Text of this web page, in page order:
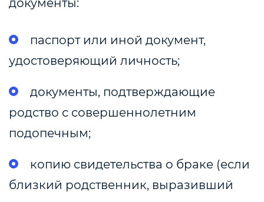
документы:
паспорт или иной документ,
удостоверяющий личность;
документы, подтверждающие
родство с совершеннолетним
подопечным;
копию свидетельства о браке (если
близкий родственник, выразивший